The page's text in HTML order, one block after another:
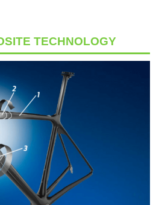
TECHNOLOGY